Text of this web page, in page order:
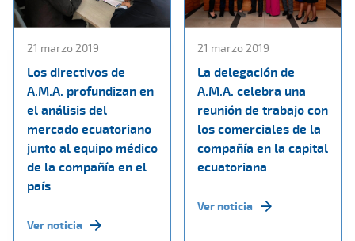
21 marzo 2019
Los directivos de
A.M.A. profundizan en
el análisis del
mercado ecuatoriano
junto al equipo médico
de la compañía en el
país
Ver noticia
21 marzo 2019
La delegación de
A.M.A. celebra una
reunión de trabajo con
los comerciales de la
compañía en la capital
ecuatoriana
Ver noticia